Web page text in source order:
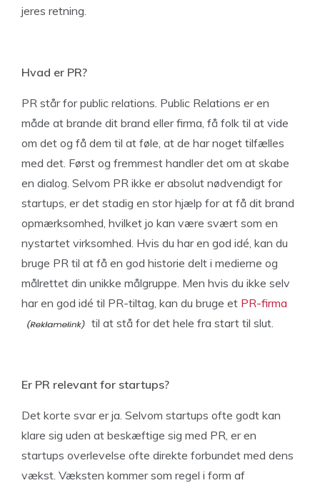
jeres retning.
Hvad er PR?
PR står for public relations. Public Relations er en
måde at brande dit brand eller firma, få folk til at vide
om det og få dem til at føle, at de har noget tilfælles
med det. Først og fremmest handler det om at skabe
en dialog. Selvom PR ikke er absolut nødvendigt for
startups, er det stadig en stor hjælp for at få dit brand
opmærksomhed, hvilket jo kan være svært som en
nystartet virksomhed. Hvis du har en god idé, kan du
bruge PR til at få en god historie delt i medierne og
målrettet din unikke målgruppe. Men hvis du ikke selv
har en god idé til PR-tiltag, kan du bruge et PR-firma
til at stå for det hele fra start til slut.
Er PR relevant for startups?
Det korte svar er ja. Selvom startups ofte godt kan
klare sig uden at beskæftige sig med PR, er en
startups overlevelse ofte direkte forbundet med dens
vækst. Væksten kommer som regel i form af